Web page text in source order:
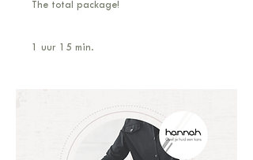
The total package!
1 uur 15 min.